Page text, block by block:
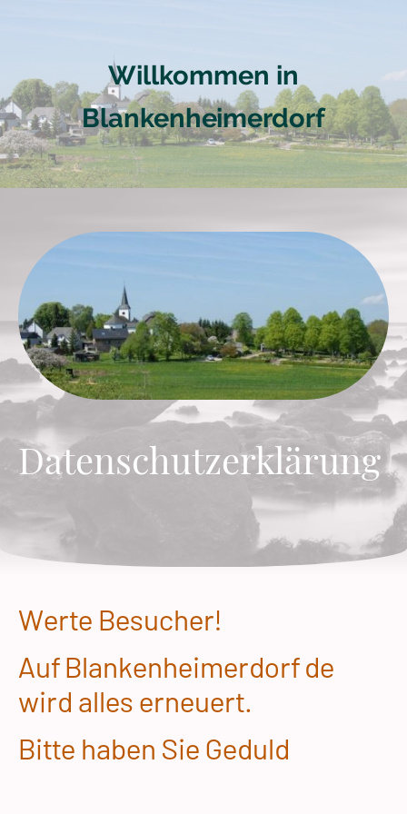
Willkommen in
Blankenheimerdorf
Datenschutzerklärung
Werte Besucher!
Auf Blankenheimerdorf de
wird alles erneuert.
Bitte haben Sie Geduld